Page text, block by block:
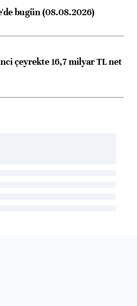
bugün (08.08.2026)
çeyrekte 16,7 milyar TL net